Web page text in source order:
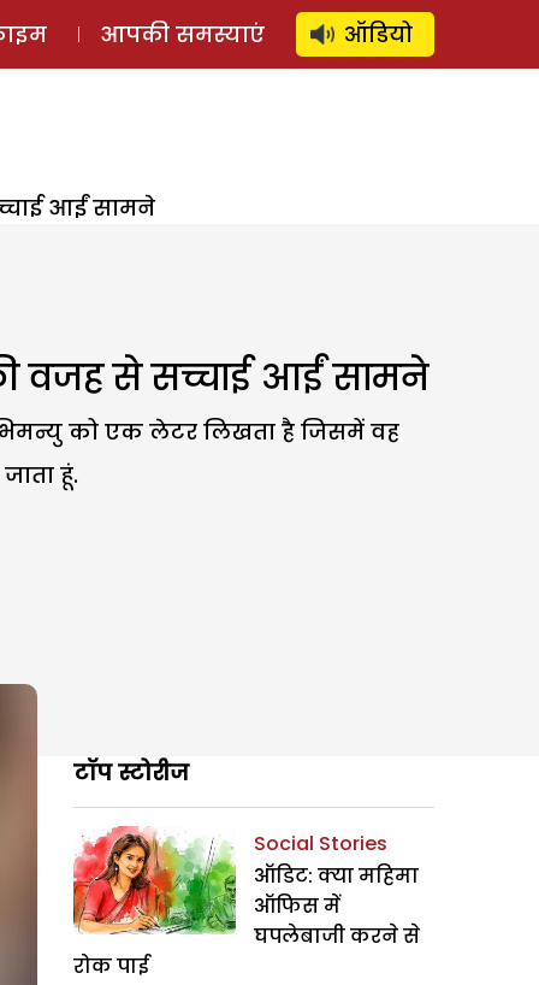
लॉग इन ⚲ SUBSCRIBE
आपकी समस्याएं ऑडियो
आईं सामने
वजह से सच्चाई आईं सामने
को एक लेटर लिखता है जिसमें वह
हूं.
टॉप स्टोरीज
Social Stories
ऑडिट: क्या महिमा
ऑफिस में
घपलेबाजी करने से
रोक पाई